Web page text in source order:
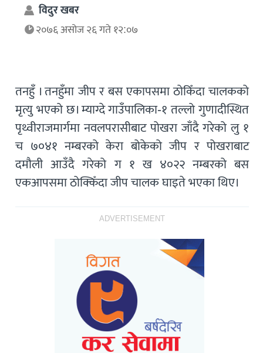
विदुर खबर
२०७६ असोज २६ गते १२:०७
तनहुँ । तनहुँमा जीप र बस एकापसमा ठोकिँदा चालकको
मृत्यु भएको छ। म्याग्दे गाउँपालिका-१ तल्लो गुणादीस्थित
पृथ्वीराजमार्गमा नवलपरासीबाट पोखरा जाँदै गरेको लु १
च ७०४१ नम्बरको केरा बोकेको जीप र पोखराबाट
दमौली आउँदै गरेको ग १ ख ४०२२ नम्बरको बस
एकआपसमा ठोक्किँदा जीप चालक घाइते भएका थिए।
ADVERTISEMENT